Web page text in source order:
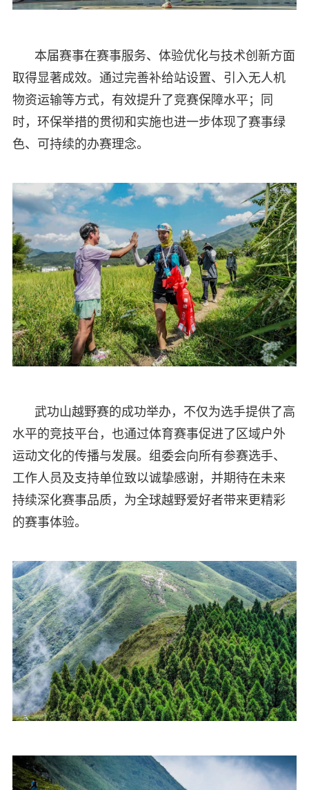
本届赛事在赛事服务、体验优化与技术创新方面
取得显著成效。通过完善补给站设置、引入无人机
物资运输等方式，有效提升了竞赛保障水平；同
时，环保举措的贯彻和实施也进一步体现了赛事绿
色、可持续的办赛理念。
武功山越野赛的成功举办，不仅为选手提供了高
水平的竞技平台，也通过体育赛事促进了区域户外
运动文化的传播与发展。组委会向所有参赛选手、
工作人员及支持单位致以诚挚感谢，并期待在未来
持续深化赛事品质，为全球越野爱好者带来更精彩
的赛事体验。